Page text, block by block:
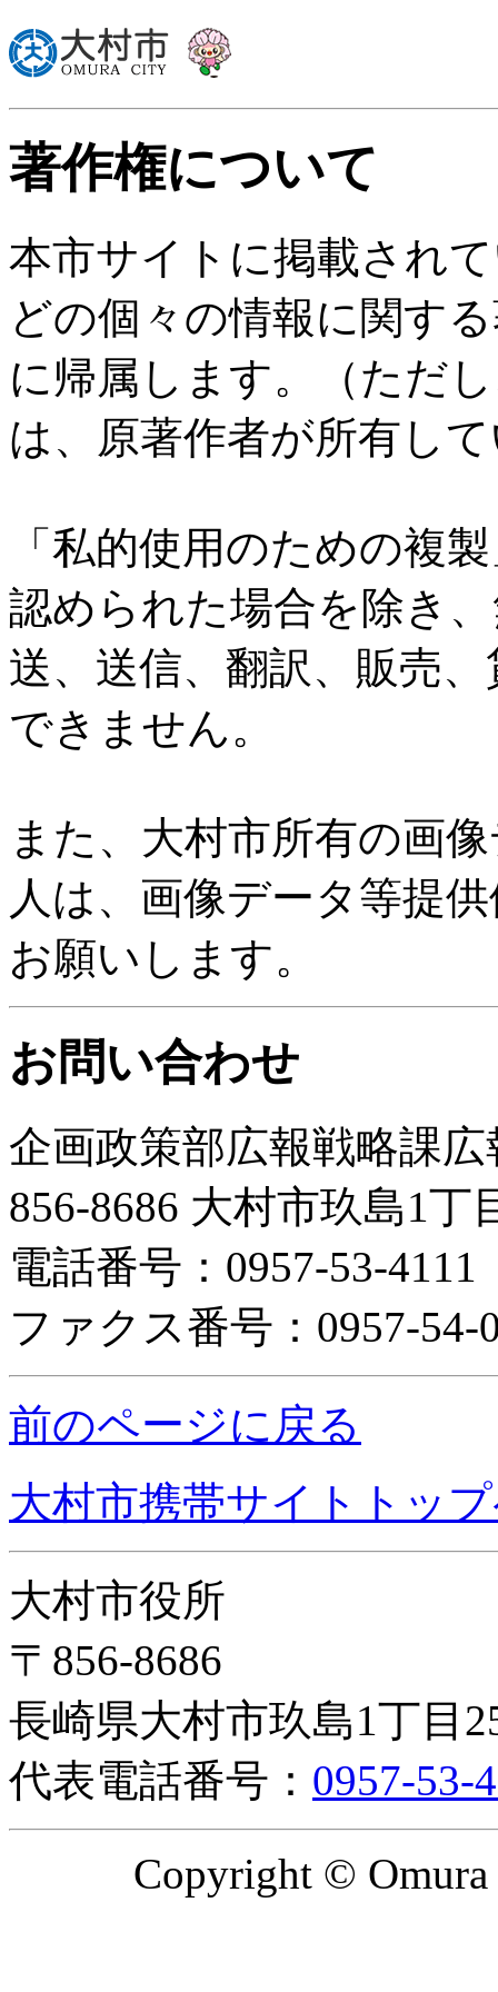
著作権について
本市サイトに掲載され
どの個々の情報に関す
に帰属します。（ただ
は、原著作者が所有し
「私的使用のための複
認められた場合を除き
送、送信、翻訳、販売
できません。
また、大村市所有の画
人は、画像データ等提
お願いします。
お問い合わせ
企画政策部広報戦略課
856-8686 大村市玖島1丁
電話番号：0957-53-4111
ファクス番号：0957-54-
前のページに戻る
大村市携帯サイトトッ
大村市役所
〒856-8686
長崎県大村市玖島1丁目
代表電話番号： 0957-53-
Copyright © Omura